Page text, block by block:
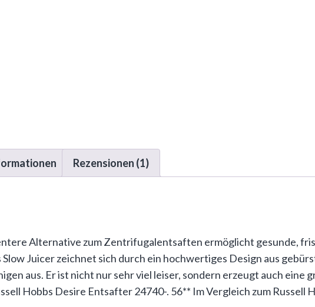
Rezensionen (1)
Alternative zum Zentrifugalentsaften ermöglicht gesunde,
Juicer zeichnet sich durch ein hochwertiges Design aus
aus. Er ist nicht nur sehr viel leiser, sondern erzeugt auch eine
Hobbs Desire Entsafter 24740-. 56** Im Vergleich zum